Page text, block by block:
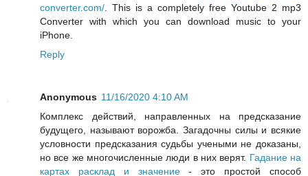
converter.com/ . This is a completely free Youtube 2 mp3
Converter with which you can download music to your
iPhone.
Reply
Anonymous 11/16/2020 4:10 AM
Комплекс действий, направленных на предсказание
будущего, называют ворожба. Загадочны силы и всякие
условности предсказания судьбы учеными не доказаны,
но все же многочисленные люди в них верят. Гадание на
картах расклад и значение- это простой способ